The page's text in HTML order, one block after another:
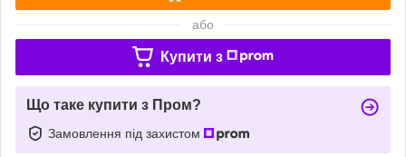
або
Купити з
Що таке купити з Пром?
Замовлення під захистом